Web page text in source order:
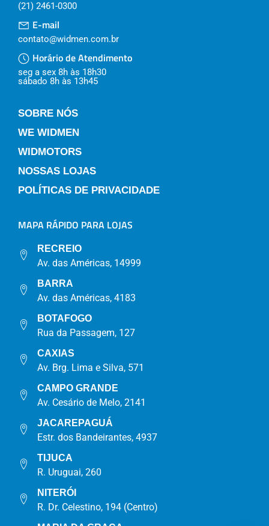
(21) 2461-0300
E-mail
contato@widmen.com.br
Horário de Atendimento
seg a sex 8h às 18h30
sábado 8h às 13h45
SOBRE NÓS
WE WIDMEN
WIDMOTORS
NOSSAS LOJAS
POLÍTICAS DE PRIVACIDADE
MAPA RÁPIDO PARA LOJAS
RECREIO
Av. das Américas, 14999
BARRA
Av. das Américas, 4183
BOTAFOGO
Rua da Passagem, 127
CAXIAS
Av. Brg. Lima e Silva, 571
CAMPO GRANDE
Av. Cesário de Melo, 2141
JACAREPAGUÁ
Estr. dos Bandeirantes, 4937
TIJUCA
R. Uruguai, 260
NITERÓI
R. Dr. Celestino, 194 (Centro)